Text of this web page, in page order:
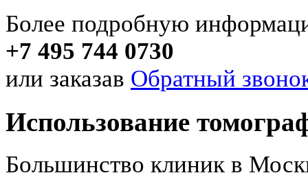
Более подробную
+7 495 744 0730
или заказав Обратный
Использование
Большинство клиник в